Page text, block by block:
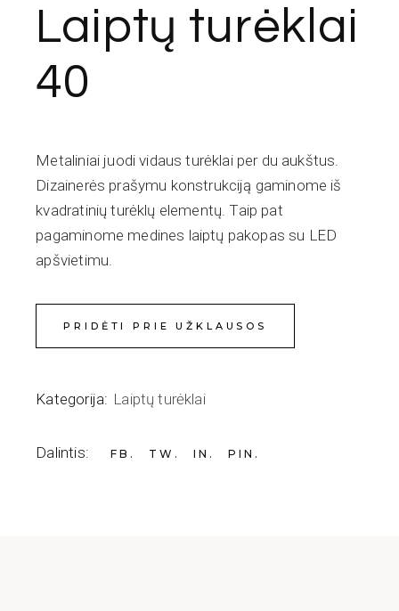
Laiptų turėklai
40
PRIDĖTI PRIE UŽKLAUSOS
Kategorija: Laiptų turėklai
Dalintis: FB TW IN PIN
Metaliniai juodi vidaus turėklai per du aukštus.
Dizainerės prašymu konstrukciją gaminome iš
kvadratinių turėklų elementų. Taip pat
pagaminome medines laiptų pakopas su LED
apšvietimu.